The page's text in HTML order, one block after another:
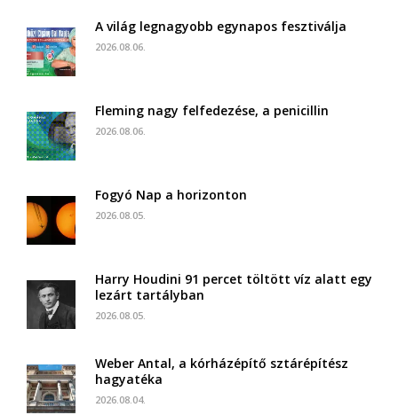
A világ legnagyobb egynapos fesztiválja
2026.08.06.
Fleming nagy felfedezése, a penicillin
2026.08.06.
Fogyó Nap a horizonton
2026.08.05.
Harry Houdini 91 percet töltött víz alatt egy
lezárt tartályban
2026.08.05.
Weber Antal, a kórházépítő sztárépítész
hagyatéka
2026.08.04.